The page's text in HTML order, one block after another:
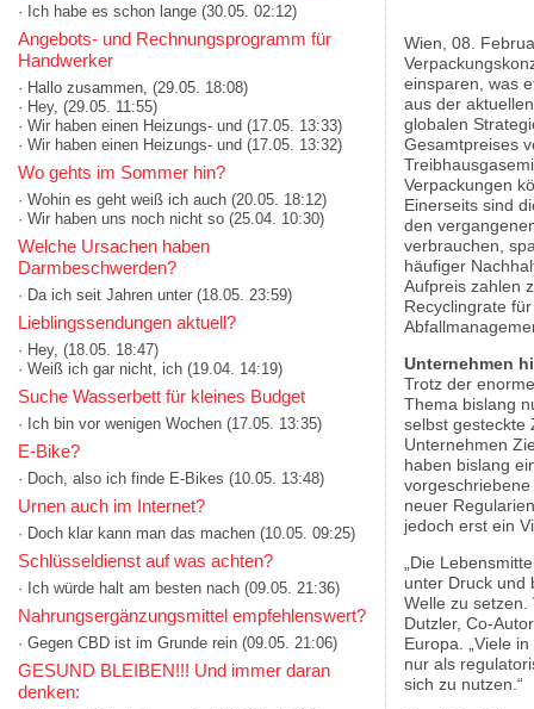
· Ich habe es schon lange (30.05. 02:12)
Angebots- und Rechnungsprogramm für
Handwerker
· Hallo zusammen, (29.05. 18:08)
· Hey, (29.05. 11:55)
· Wir haben einen Heizungs- und (17.05. 13:33)
· Wir haben einen Heizungs- und (17.05. 13:32)
Wo gehts im Sommer hin?
· Wohin es geht weiß ich auch (20.05. 18:12)
· Wir haben uns noch nicht so (25.04. 10:30)
Welche Ursachen haben
Darmbeschwerden?
· Da ich seit Jahren unter (18.05. 23:59)
Lieblingssendungen aktuell?
· Hey, (18.05. 18:47)
· Weiß ich gar nicht, ich (19.04. 14:19)
Suche Wasserbett für kleines Budget
· Ich bin vor wenigen Wochen (17.05. 13:35)
E-Bike?
· Doch, also ich finde E-Bikes (10.05. 13:48)
Urnen auch im Internet?
· Doch klar kann man das machen (10.05. 09:25)
Schlüsseldienst auf was achten?
· Ich würde halt am besten nach (09.05. 21:36)
Nahrungsergänzungsmittel empfehlenswert?
· Gegen CBD ist im Grunde rein (09.05. 21:06)
GESUND BLEIBEN!!! Und immer daran
denken:
Wien, 08.
einsparen, was
aus der
globalen
Gesamtpreises
Verpackungen
Einerseits sind
den
verbrauchen,
häufiger
Aufpreis zahlen
Recyclingrate
Unternehmen
Trotz der
Thema bislang
selbst gesteckte
Unternehmen
haben bislang
neuer
jedoch erst ein
„Die
unter Druck und
Welle zu setzen.
Dutzler, Co-
Europa. „Viele
nur als
sich zu nutzen.“
Auswahlmöglichkeiten